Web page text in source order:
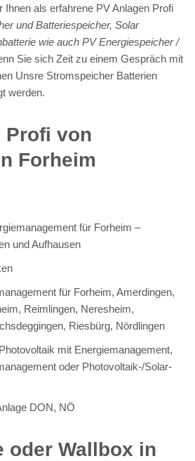
Ihnen als erfahrene PV Anlagen Profi
und Batteriespeicher, Solar
wie auch PV Energiespeicher /
Sie sich Zeit zu einem Gespräch mit
Unsre Stromspeicher Batterien
werden.
Profi von
Forheim
für Forheim –
und Aufhausen
für Forheim, Amerdingen,
Reimlingen, Neresheim,
Riesbürg, Nördlingen
mit Energiemanagement,
oder Photovoltaik-/Solar-
DON, NÖ
oder Wallbox in